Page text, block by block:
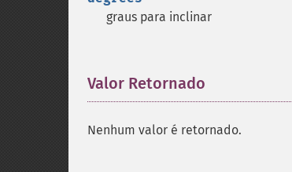
graus para inclinar
Valor Retornado
Nenhum valor é retornado.